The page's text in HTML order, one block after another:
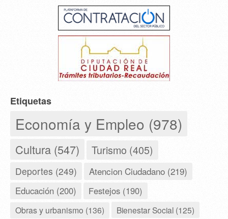
Etiquetas
Economía y Empleo (978)
Cultura (547) Turismo (405)
Deportes (249) Atencion Ciudadano (219)
Educación (200) Festejos (190)
Obras y urbanismo (136) Bienestar Social (125)